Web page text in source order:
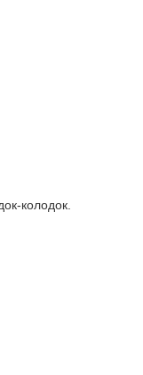
колодок.